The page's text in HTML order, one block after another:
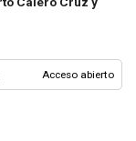
Acceso abierto